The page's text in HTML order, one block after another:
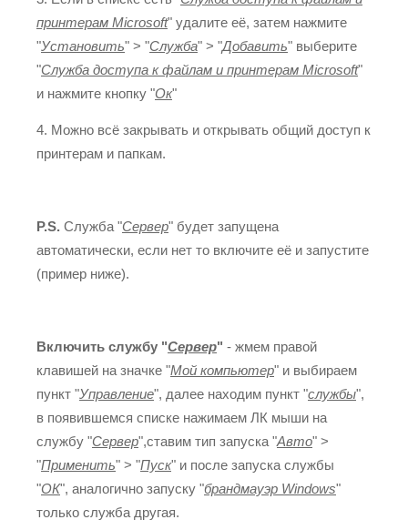
принтерам Microsoft" удалите её, затем нажмите
"Установить" > "Служба" > "Добавить" выберите
"Служба доступа к файлам и принтерам Microsoft"
и нажмите кнопку "Ок"
4. Можно всё закрывать и открывать общий доступ к
принтерам и папкам.
P.S. Служба "Сервер" будет запущена
автоматически, если нет то включите её и запустите
(пример ниже).
Включить службу "Сервер" - жмем правой
клавишей на значке "Мой компьютер" и выбираем
пункт "Управление", далее находим пункт "службы",
в появившемся списке нажимаем ЛК мыши на
службу "Сервер",ставим тип запуска "Авто" >
"Применить" > "Пуск" и после запуска службы
"ОК", аналогично запуску "брандмауэр Windows"
только служба другая.